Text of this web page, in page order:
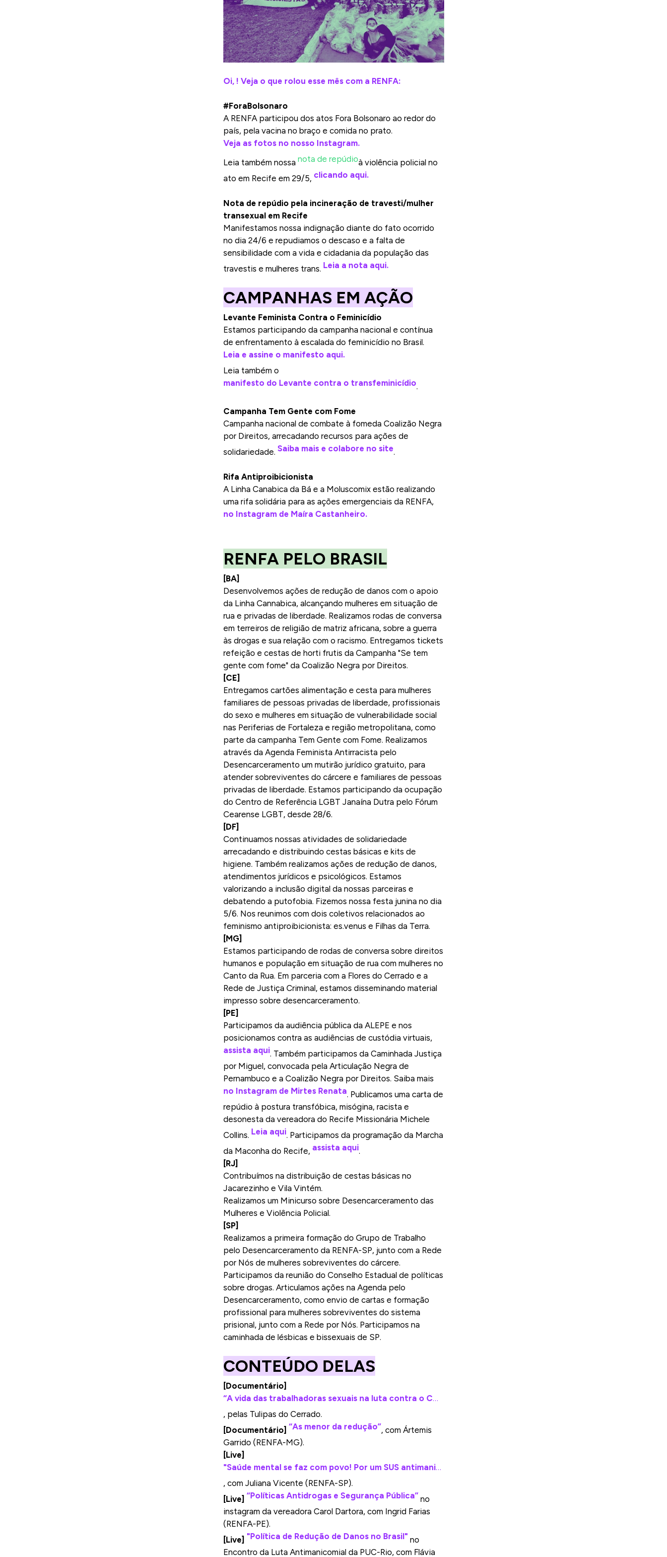
Oi, ! Veja o que rolou esse mês com a RENFA:
#ForaBolsonaro
A RENFA participou dos atos Fora Bolsonaro ao redor do
país, pela vacina no braço e comida no prato.
Veja as fotos no nosso Instagram.
Leia também nossa nota de repúdioà violência policial no
ato em Recife em 29/5, clicando aqui.
️Nota de repúdio pela incineração de travesti/mulher
transexual em Recife
Manifestamos nossa indignação diante do fato ocorrido
no dia 24/6 e repudiamos o descaso e a falta de
sensibilidade com a vida e cidadania da população das
travestis e mulheres trans. Leia a nota aqui.
CAMPANHAS EM AÇÃO
Levante Feminista Contra o Feminicídio
Estamos participando da campanha nacional e contínua
de enfrentamento à escalada do feminicídio no Brasil.
Leia e assine o manifesto aqui.
Leia também o
manifesto do Levante contra o transfeminicídio.
Campanha Tem Gente com Fome
Campanha nacional de combate à fomeda Coalizão Negra
por Direitos, arrecadando recursos para ações de
solidariedade. Saiba mais e colabore no site.
Rifa Antiproibicionista
A Linha Canabica da Bá e a Moluscomix estão realizando
uma rifa solidária para as ações emergenciais da RENFA,
no Instagram de Maíra Castanheiro.
RENFA PELO BRASIL
[BA]
Desenvolvemos ações de redução de danos com o apoio
da Linha Cannabica, alcançando mulheres em situação de
rua e privadas de liberdade. Realizamos rodas de conversa
em terreiros de religião de matriz africana, sobre a guerra
às drogas e sua relação com o racismo. Entregamos tickets
refeição e cestas de horti frutis da Campanha "Se tem
gente com fome" da Coalizão Negra por Direitos.
[CE]
Entregamos cartões alimentação e cesta para mulheres
familiares de pessoas privadas de liberdade, profissionais
do sexo e mulheres em situação de vulnerabilidade social
nas Periferias de Fortaleza e região metropolitana, como
parte da campanha Tem Gente com Fome. Realizamos
através da Agenda Feminista Antirracista pelo
Desencarceramento um mutirão jurídico gratuito, para
atender sobreviventes do cárcere e familiares de pessoas
privadas de liberdade. Estamos participando da ocupação
do Centro de Referência LGBT Janaína Dutra pelo Fórum
Cearense LGBT, desde 28/6.
[DF]
Continuamos nossas atividades de solidariedade
arrecadando e distribuindo cestas básicas e kits de
higiene. Também realizamos ações de redução de danos,
atendimentos jurídicos e psicológicos. Estamos
valorizando a inclusão digital da nossas parceiras e
debatendo a putofobia. Fizemos nossa festa junina no dia
5/6. Nos reunimos com dois coletivos relacionados ao
feminismo antiproibicionista: es.venus e Filhas da Terra.
[MG]
Estamos participando de rodas de conversa sobre direitos
humanos e população em situação de rua com mulheres no
Canto da Rua. Em parceria com a Flores do Cerrado e a
Rede de Justiça Criminal, estamos disseminando material
impresso sobre desencarceramento.
[PE]
Participamos da audiência pública da ALEPE e nos
posicionamos contra as audiências de custódia virtuais,
assista aqui. Também participamos da Caminhada Justiça
por Miguel, convocada pela Articulação Negra de
Pernambuco e a Coalizão Negra por Direitos. Saiba mais
no Instagram de Mirtes Renata. Publicamos uma carta de
repúdio à postura transfóbica, misógina, racista e
desonesta da vereadora do Recife Missionária Michele
Collins. Leia aqui. Participamos da programação da Marcha
da Maconha do Recife, assista aqui.
[RJ]
Contribuímos na distribuição de cestas básicas no
Jacarezinho e Vila Vintém.
Realizamos um Minicurso sobre Desencarceramento das
Mulheres e Violência Policial.
[SP]
Realizamos a primeira formação do Grupo de Trabalho
pelo Desencarceramento da RENFA-SP, junto com a Rede
por Nós de mulheres sobreviventes do cárcere.
Participamos da reunião do Conselho Estadual de políticas
sobre drogas. Articulamos ações na Agenda pelo
Desencarceramento, como envio de cartas e formação
profissional para mulheres sobreviventes do sistema
prisional, junto com a Rede por Nós. Participamos na
caminhada de lésbicas e bissexuais de SP.
CONTEÚDO DELAS
[Documentário]
“A vida das trabalhadoras sexuais na luta contra o COVID-19”
, pelas Tulipas do Cerrado.
[Documentário] “As menor da redução”, com Ártemis
Garrido (RENFA-MG).
[Live]
"Saúde mental se faz com povo! Por um SUS antimanicomial!"
, com Juliana Vicente (RENFA-SP).
[Live] “Políticas Antidrogas e Segurança Pública” no
instagram da vereadora Carol Dartora, com Ingrid Farias
(RENFA-PE).
[Live] "Política de Redução de Danos no Brasil" no
Encontro da Luta Antimanicomial da PUC-Rio, com Flávia